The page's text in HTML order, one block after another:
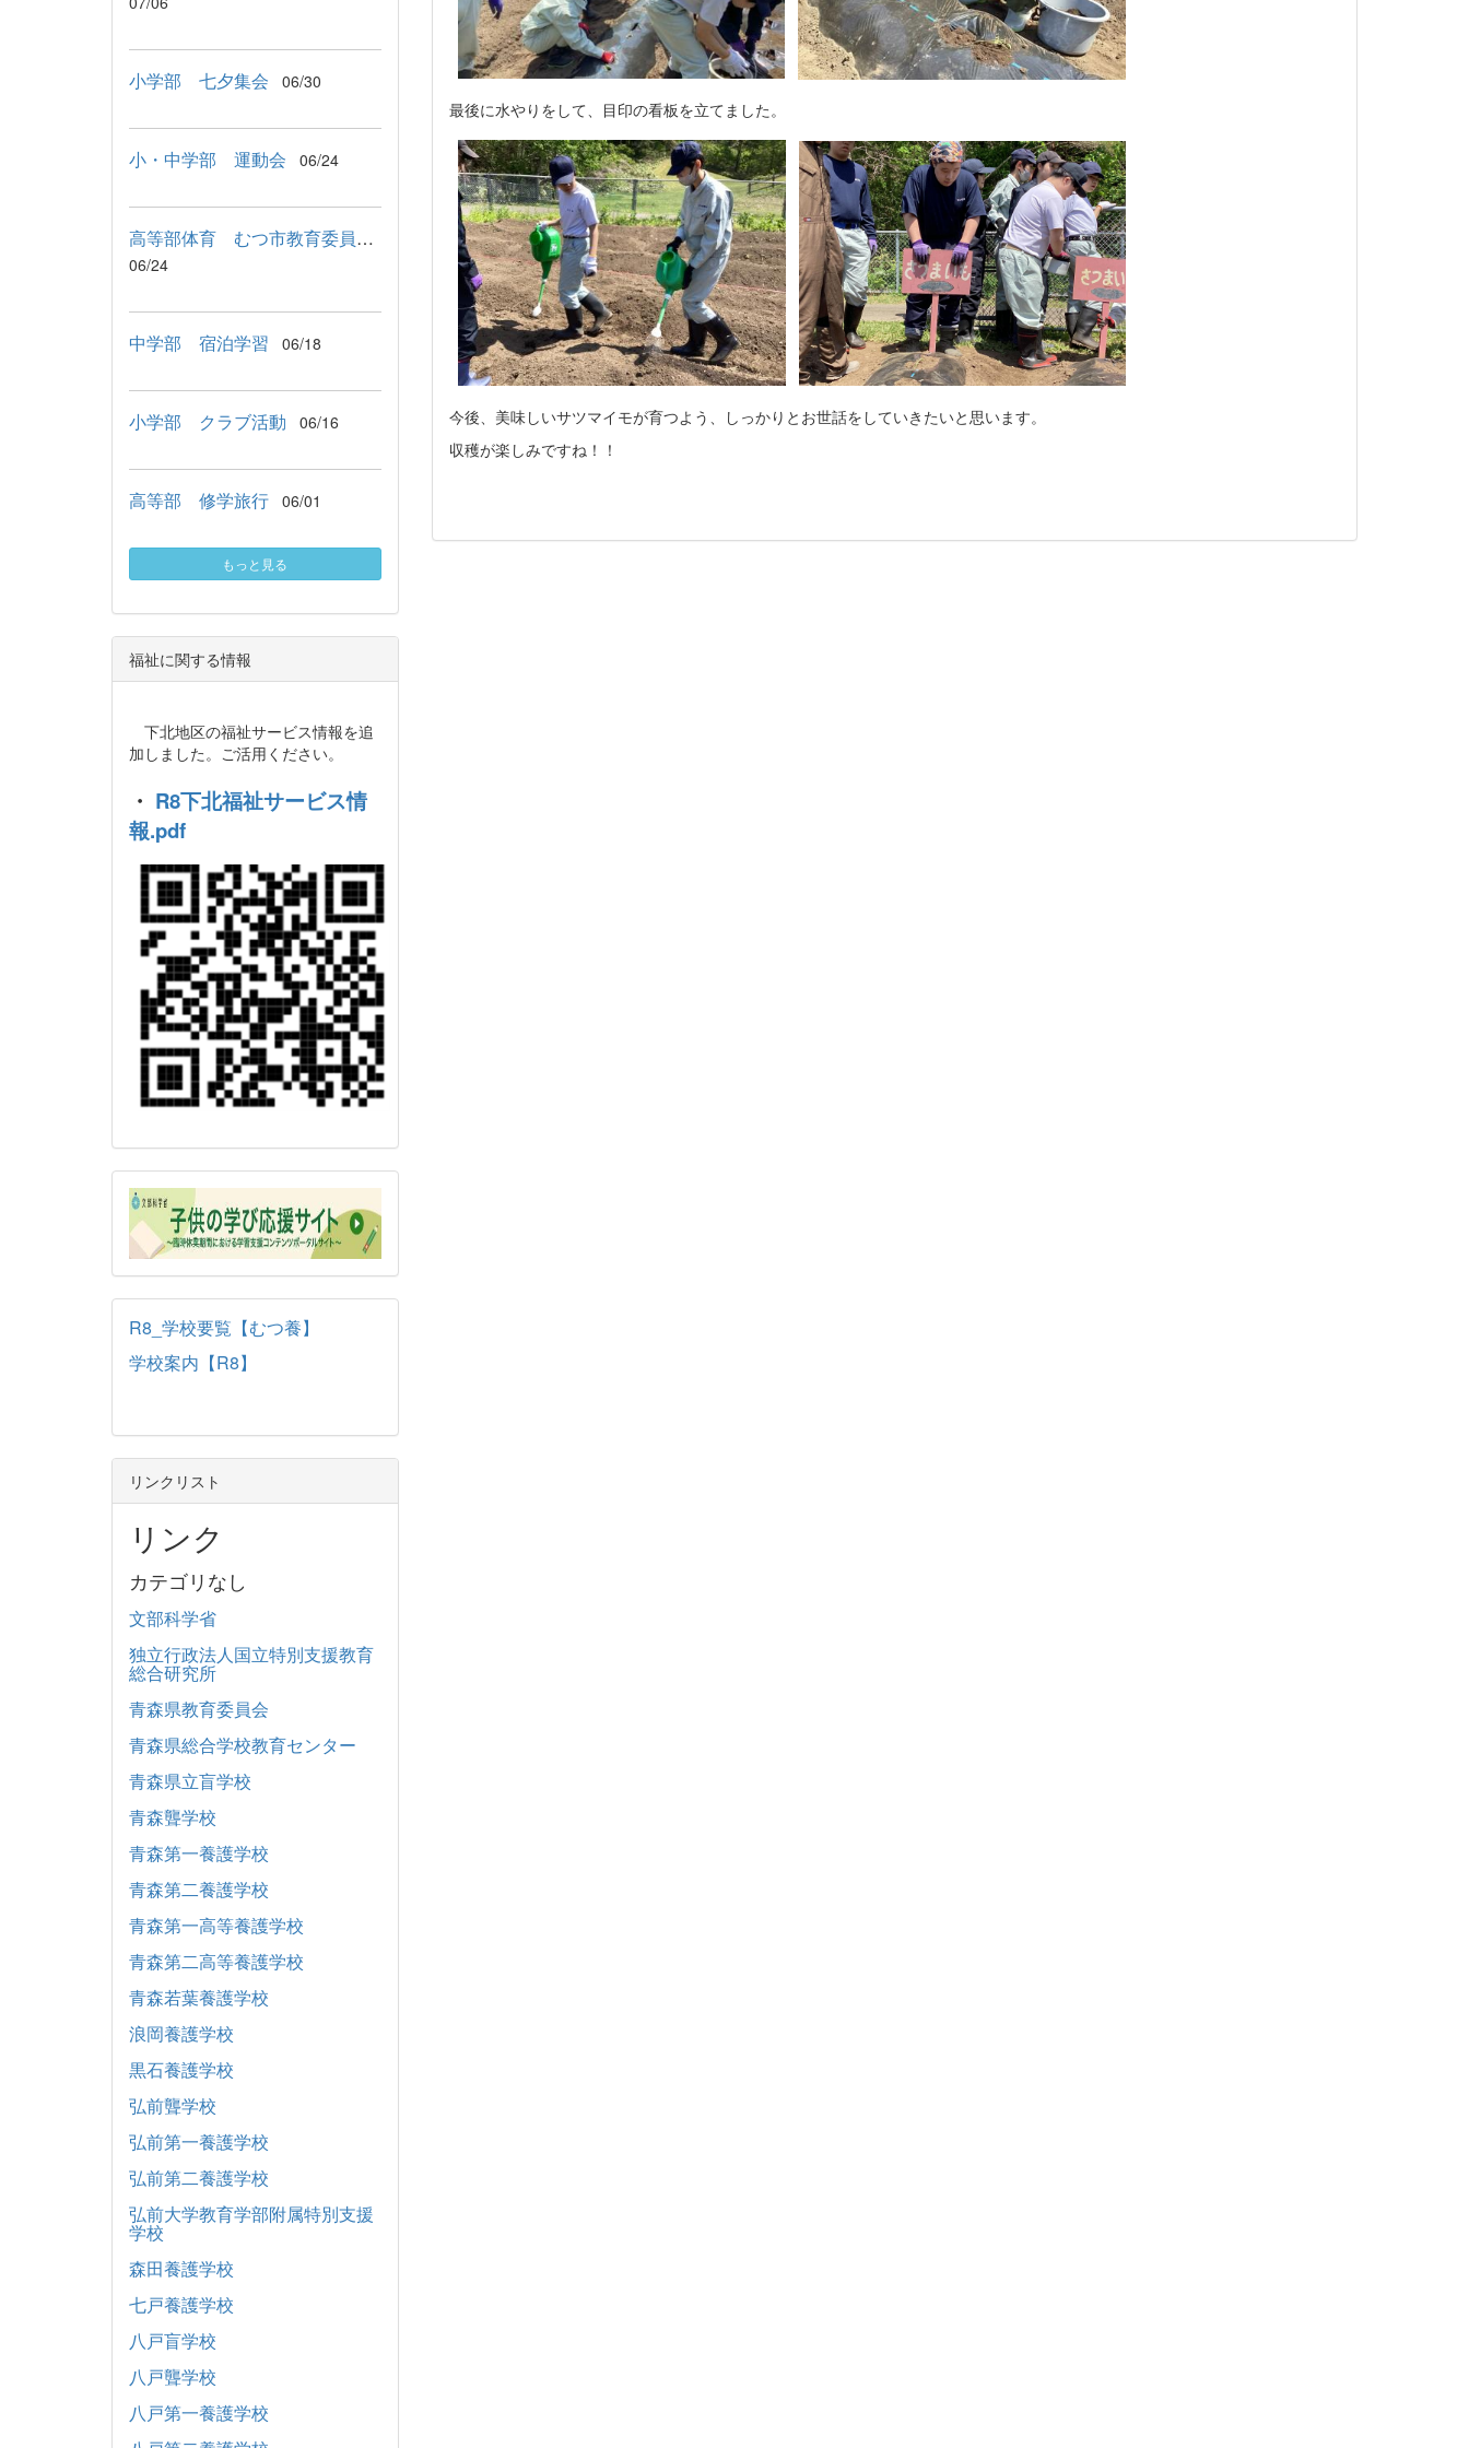
最後に水やりをして、目印の看板を立てました。
今後、美味しいサツマイモが育つよう、しっかりとお世話をしていきたいと思います。
収穫が楽しみですね！！
小学部 七夕集会 06/30
小・中学部 運動会 06/24
高等部体育 むつ市教育委員会教育長来校
06/24
中学部 宿泊学習 06/18
小学部 クラブ活動 06/16
高等部 修学旅行 06/01
もっと見る
福祉に関する情報
下北地区の福祉サービス情報を追
加しました。ご活用ください。
・ R8下北福祉サービス情
報.pdf
R8_学校要覧【むつ養】
学校案内【R8】
リンクリスト
リンク
カテゴリなし
文部科学省
独立行政法人国立特別支援教育
総合研究所
青森県教育委員会
青森県総合学校教育センター
青森県立盲学校
青森聾学校
青森第一養護学校
青森第二養護学校
青森第一高等養護学校
青森第二高等養護学校
青森若葉養護学校
浪岡養護学校
黒石養護学校
弘前聾学校
弘前第一養護学校
弘前第二養護学校
弘前大学教育学部附属特別支援
学校
森田養護学校
七戸養護学校
八戸盲学校
八戸聾学校
八戸第一養護学校